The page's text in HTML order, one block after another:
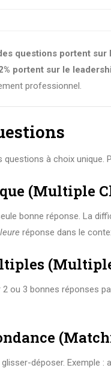
questions portent sur
portent sur le
professionnel.
questions à choix
(Multiple
bonne réponse. La
réponse dans le
ou 3 bonnes réponses
déposer. Exemple